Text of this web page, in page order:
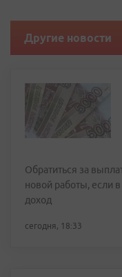
Другие новости
Обратиться за
новой работы, если
доход
сегодня, 18:33